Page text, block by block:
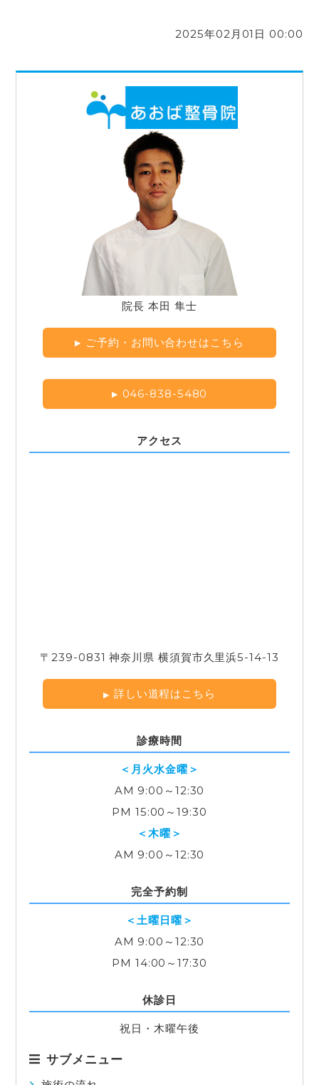
2025年02月01日 00:00
院長 本田 隼士
ご予約・お問い合わせはこちら
046-838-5480
アクセス
〒239-0831 神奈川県 横須賀市久里浜5-14-13
詳しい道程はこちら
診療時間
＜月火水金曜＞
AM 9:00～12:30
PM 15:00～19:30
＜木曜＞
AM 9:00～12:30
完全予約制
＜土曜日曜＞
AM 9:00～12:30
PM 14:00～17:30
休診日
祝日・木曜午後
サブメニュー